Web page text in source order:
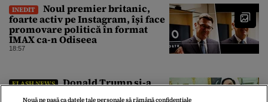
INEDIT
Noul premier britanic,
foarte activ pe Instagram, își face
promovare politică în format
IMAX ca-n Odiseea
18:57
FLASH NEWS
Donald Trump și-a
Nouă ne pasă ca datele tale personale să rămână confidențiale